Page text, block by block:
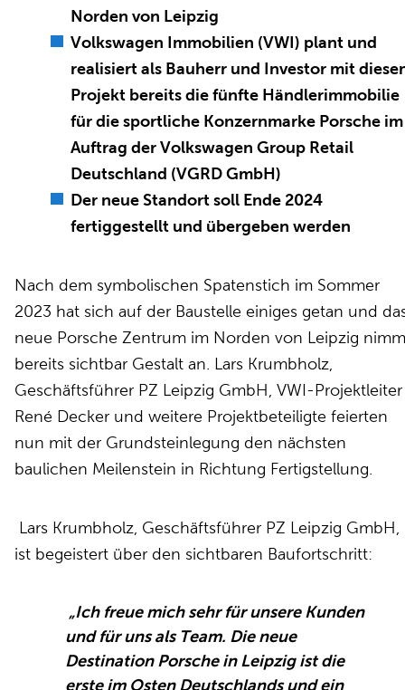
Norden von Leipzig
Volkswagen Immobilien (VWI) plant und
realisiert als Bauherr und Investor mit
Projekt bereits die fünfte Händlerimmobilie
für die sportliche Konzernmarke Porsche im
Auftrag der Volkswagen Group Retail
Deutschland (VGRD GmbH)
Der neue Standort soll Ende 2024
fertiggestellt und übergeben werden
Nach dem symbolischen Spatenstich im Sommer
2023 hat sich auf der Baustelle einiges getan und
neue Porsche Zentrum im Norden von Leipzig
bereits sichtbar Gestalt an. Lars Krumbholz,
Geschäftsführer PZ Leipzig GmbH, VWI-Projektleiter
René Decker und weitere Projektbeteiligte feierten
nun mit der Grundsteinlegung den nächsten
baulichen Meilenstein in Richtung Fertigstellung.
Lars Krumbholz, Geschäftsführer PZ Leipzig GmbH,
ist begeistert über den sichtbaren Baufortschritt:
„Ich freue mich sehr für unsere Kunden
und für uns als Team. Die neue
Destination Porsche in Leipzig ist die
erste im Osten Deutschlands und ein